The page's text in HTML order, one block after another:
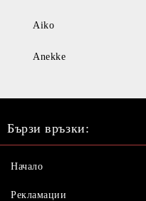
Aiko
Anekke
Бързи връзки:
Начало
Рекламации